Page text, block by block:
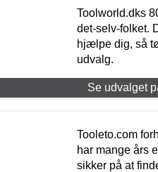
Toolworld.dks
det-selv-folket.
hjælpe dig, så
udvalg.
Se udvalget
Tooleto.com
har mange års
sikker på at